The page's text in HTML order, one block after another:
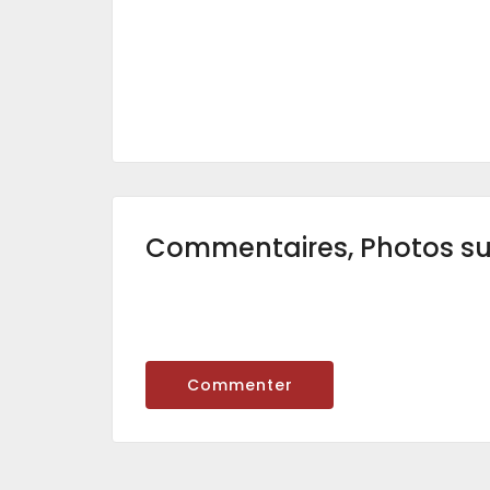
Commentaires, Photos
Commenter